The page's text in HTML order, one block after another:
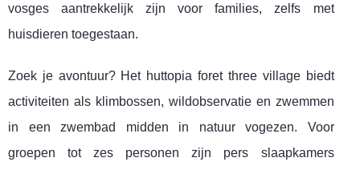
vosges aantrekkelijk zijn voor families, zelfs met
huisdieren toegestaan.
Zoek je avontuur? Het huttopia foret three village biedt
activiteiten als klimbossen, wildobservatie en zwemmen
in een zwembad midden in natuur vogezen. Voor
groepen tot zes personen zijn pers slaapkamers